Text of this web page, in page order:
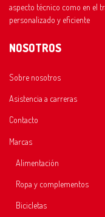
aspecto técnico como en el
personalizado y eficiente
NOSOTROS
Sobre nosotros
Asistencia a carreras
Contacto
Marcas
Alimentación
Ropa y complementos
Bicicletas